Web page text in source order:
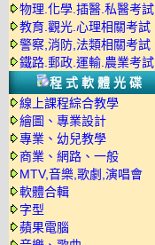
物理.化學.插醫.私醫考試
教育.觀光.心理相關考試
警察,消防,法類相關考試
鐵路.郵政.運輸.農業考試
程式軟體光碟
線上課程綜合教學
繪圖、專業設計
專業、幼兒教學
商業、網路、一般
MTV,音樂,歌劇,演唱會
軟體合輯
字型
蘋果電腦